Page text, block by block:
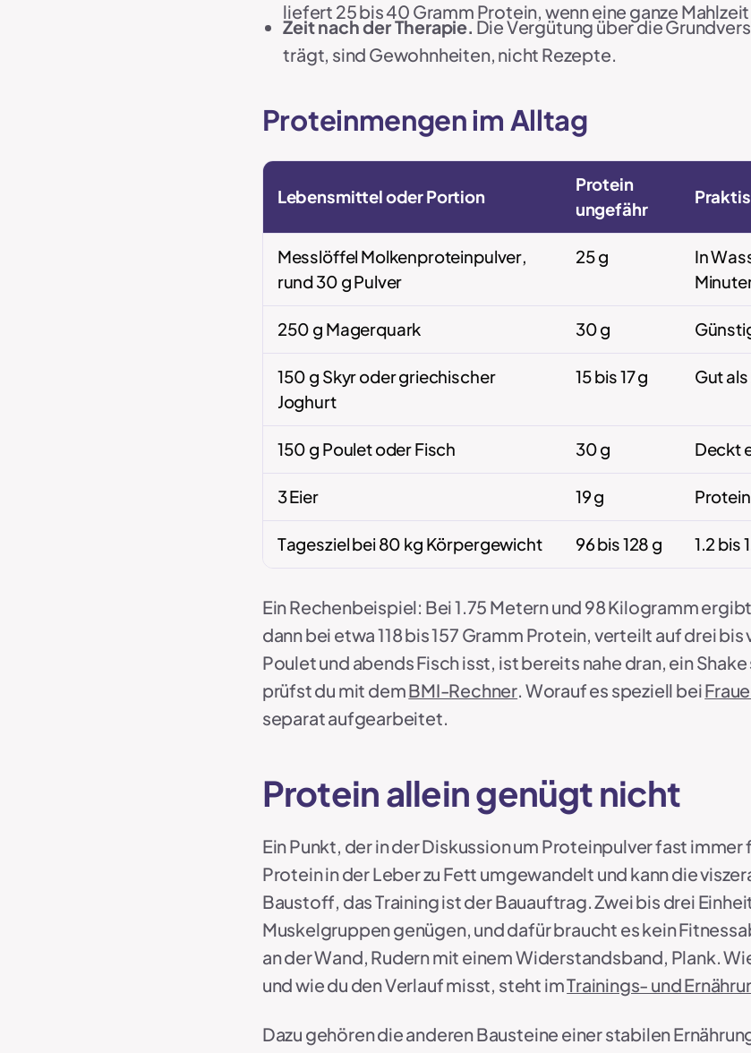
liefert 25 bis 40 Gramm Protein, wenn eine ganze
Zeit nach der Therapie. Die Vergütung über die
trägt, sind Gewohnheiten, nicht Rezepte.
Proteinmengen im Alltag
Lebensmittel oder Portion
Protein
ungefähr
Messlöffel Molkenproteinpulver,
rund 30 g Pulver
25 g
In
250 g Magerquark 30 g
150 g Skyr oder griechischer
Joghurt
15 bis 17 g Gut
150 g Poulet oder Fisch 30 g Deckt
3 Eier 19 g
Tagesziel bei 80 kg Körpergewicht 96 bis 128 g 1.2 bis
Ein Rechenbeispiel: Bei 1.75 Metern und 98 Kilogramm
dann bei etwa 118 bis 157 Gramm Protein, verteilt auf drei
Poulet und abends Fisch isst, ist bereits nahe dran, ein
prüfst du mit demBMI-Rechner. Worauf es speziell bei
separat aufgearbeitet.
Protein allein genügt nicht
Ein Punkt, der in der Diskussion um Proteinpulver fast
Protein in der Leber zu Fett umgewandelt und kann die
Baustoff, das Training ist der Bauauftrag. Zwei bis drei
Muskelgruppen genügen, und dafür braucht es kein
an der Wand, Rudern mit einem Widerstandsband, Plank.
und wie du den Verlauf misst, steht imTrainings- und
Dazu gehören die anderen Bausteine einer stabilen